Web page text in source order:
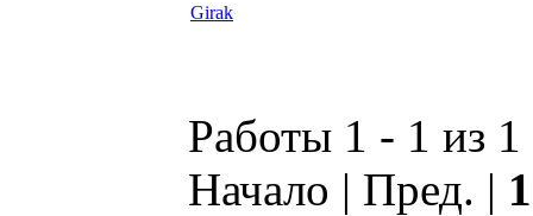
Girak
Работы 1 - 1 из 1
Начало | Пред. | 1